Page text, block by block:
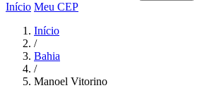
Início Meu CEP
Início
/
Bahia
/
Manoel Vitorino